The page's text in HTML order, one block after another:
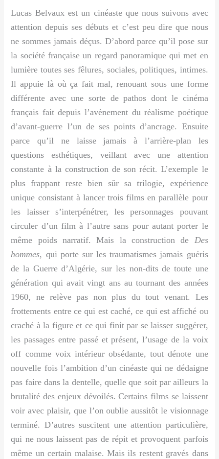
Lucas Belvaux est un cinéaste que nous suivons avec
attention depuis ses débuts et c’est peu dire que nous
ne sommes jamais déçus. D’abord parce qu’il pose sur
la société française un regard panoramique qui met en
lumière toutes ses fêlures, sociales, politiques, intimes.
Il appuie là où ça fait mal, renouant sous une forme
différente avec une sorte de pathos dont le cinéma
français fait depuis l’avènement du réalisme poétique
d’avant-guerre l’un de ses points d’ancrage. Ensuite
parce qu’il ne laisse jamais à l’arrière-plan les
questions esthétiques, veillant avec une attention
constante à la construction de son récit. L’exemple le
plus frappant reste bien sûr sa trilogie, expérience
unique consistant à lancer trois films en parallèle pour
les laisser s’interpénétrer, les personnages pouvant
circuler d’un film à l’autre sans pour autant porter le
même poids narratif. Mais la construction de Des
hommes, qui porte sur les traumatismes jamais guéris
de la Guerre d’Algérie, sur les non-dits de toute une
génération qui avait vingt ans au tournant des années
1960, ne relève pas non plus du tout venant. Les
frottements entre ce qui est caché, ce qui est affiché ou
craché à la figure et ce qui finit par se laisser suggérer,
les passages entre passé et présent, l’usage de la voix
off comme voix intérieur obsédante, tout dénote une
nouvelle fois l’ambition d’un cinéaste qui ne dédaigne
pas faire dans la dentelle, quelle que soit par ailleurs la
brutalité des enjeux dévoilés. Certains films se laissent
voir avec plaisir, que l’on oublie aussitôt le visionnage
terminé. D’autres suscitent une attention particulière,
qui ne nous laissent pas de répit et provoquent parfois
même un certain malaise. Mais ils restent gravés dans